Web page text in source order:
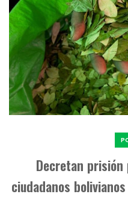
Decretan
ciudadanos